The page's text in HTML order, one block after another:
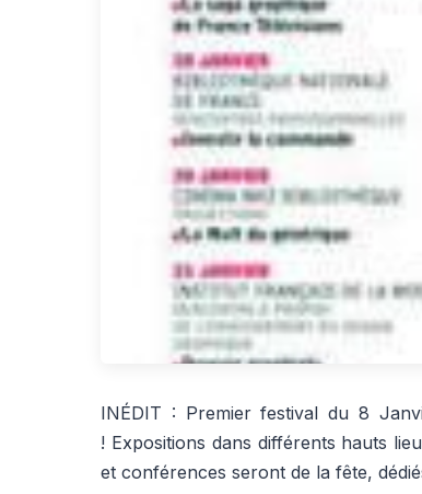
INÉDIT : Premier festival du 8
! Expositions dans différents hauts
et conférences seront de la fête,